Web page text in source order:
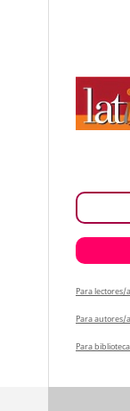
Para lectores/
Para autores/
Para